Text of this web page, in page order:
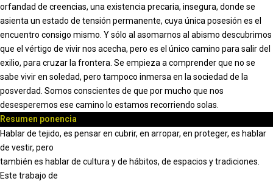
orfandad de creencias, una existencia precaria, insegura, donde se
asienta un estado de tensión permanente, cuya única posesión es el
encuentro consigo mismo. Y sólo al asomarnos al abismo descubrimos
que el vértigo de vivir nos acecha, pero es el único camino para salir del
exilio, para cruzar la frontera. Se empieza a comprender que no se
sabe vivir en soledad, pero tampoco inmersa en la sociedad de la
posverdad. Somos conscientes de que por mucho que nos
desesperemos ese camino lo estamos recorriendo solas.
Resumen ponencia
Hablar de tejido, es pensar en cubrir, en arropar, en proteger, es hablar
de vestir, pero
también es hablar de cultura y de hábitos, de espacios y tradiciones.
Este trabajo de